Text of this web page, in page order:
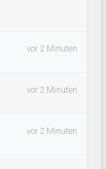
vor 2 Minuten
vor 2 Minuten
vor 2 Minuten